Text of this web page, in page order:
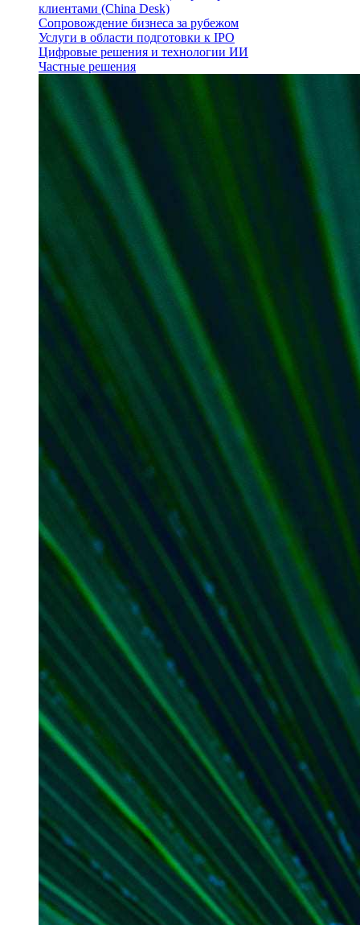
клиентами (China Desk)
Сопровождение бизнеса за рубежом
Услуги в области подготовки к IPO
Цифровые решения и технологии ИИ
Частные решения